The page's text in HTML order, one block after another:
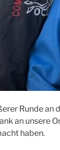
Runde an
an unsere
haben.